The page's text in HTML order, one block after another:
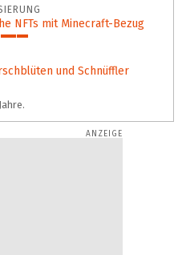
NFTs mit Minecraft-Bezug
und Schnüffler